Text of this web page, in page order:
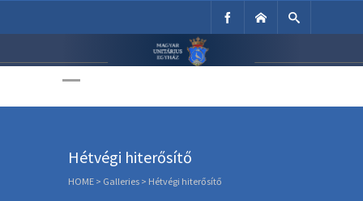
Unitárius Egyház
Hétvégi hiterősítő
HOME > Galleries > Hétvégi hiterősítő